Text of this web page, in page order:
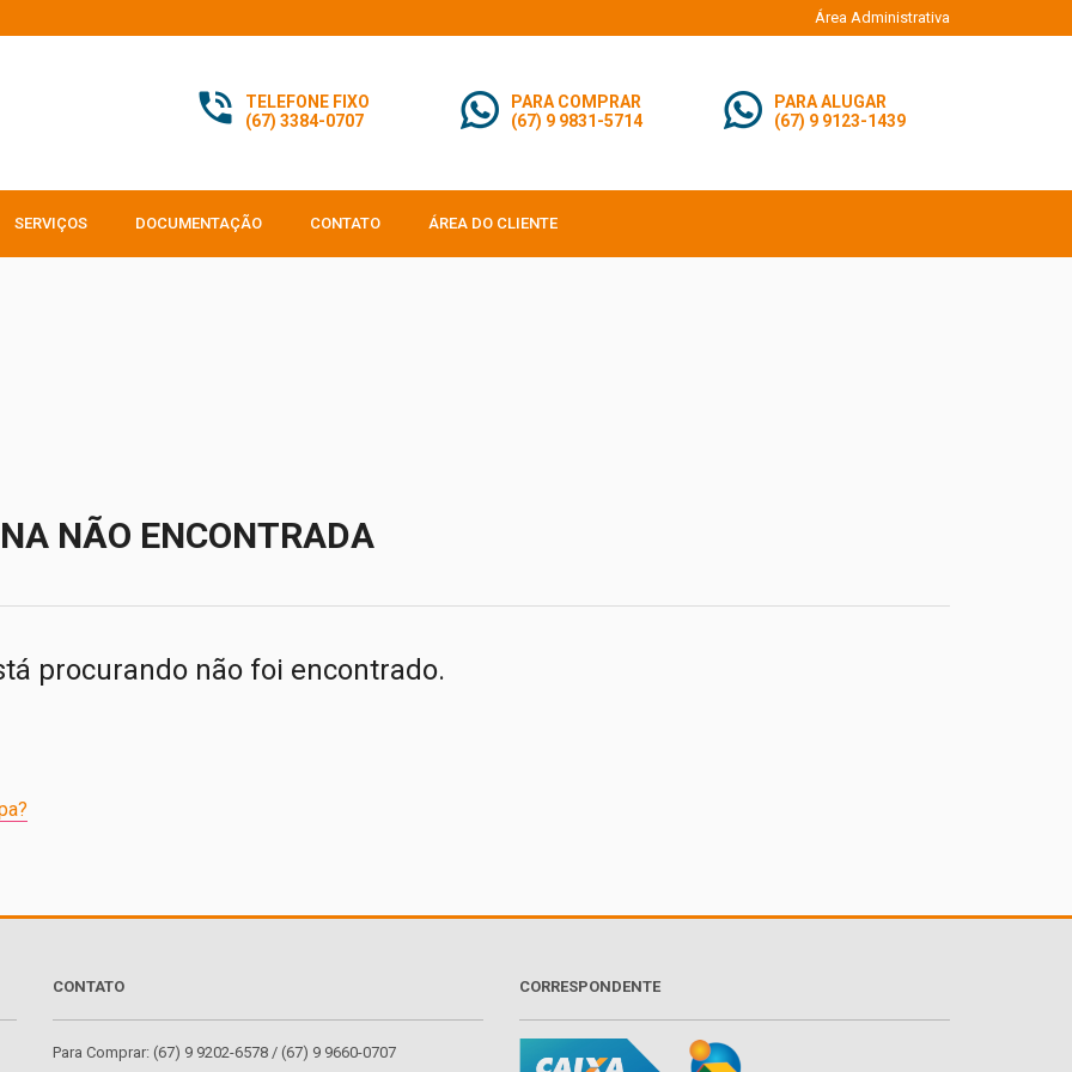
Área Administrativa
TELEFONE FIXO
(67) 3384-0707
PARA COMPRAR
(67) 9 9831-5714
PARA ALUGAR
(67) 9 9123-1439
SERVIÇOS DOCUMENTAÇÃO CONTATO ÁREA DO CLIENTE
NÃO ENCONTRADA
procurando não foi encontrado.
CONTATO
Para Comprar: (67) 9 9202-6578 / (67) 9 9660-0707
CORRESPONDENTE